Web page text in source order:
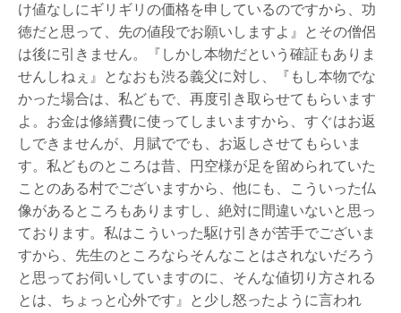
け値なしにギリギリの価格を申しているのですから、功
徳だと思って、先の値段でお願いしますよ』とその僧侶
は後に引きません。『しかし本物だという確証もありま
せんしねぇ』となおも渋る義父に対し、『もし本物でな
かった場合は、私どもで、再度引き取らせてもらいます
よ。お金は修繕費に使ってしまいますから、すぐはお返
しできませんが、月賦ででも、お返しさせてもらいま
す。私どものところは昔、円空様が足を留められていた
ことのある村でございますから、他にも、こういった仏
像があるところもありますし、絶対に間違いないと思っ
ております。私はこういった駆け引きが苦手でございま
すから、先生のところならそんなことはされないだろう
と思ってお伺いしていますのに、そんな値切り方される
とは、ちょっと心外です』と少し怒ったように言われ